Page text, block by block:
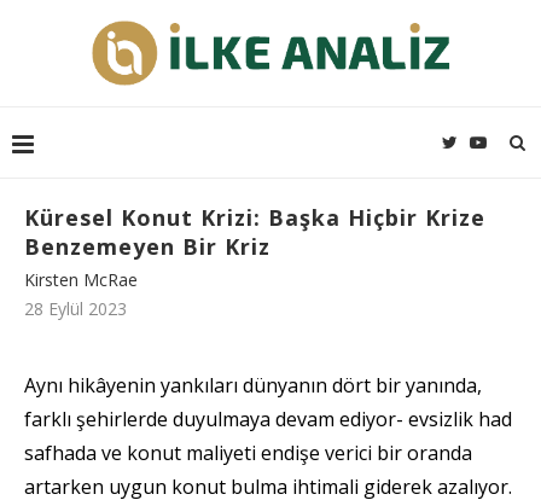
Küresel Konut Krizi: Başka Hiçbir Krize
Benzemeyen Bir Kriz
Kirsten McRae
28 Eylül 2023
Aynı hikâyenin yankıları dünyanın dört bir yanında,
farklı şehirlerde duyulmaya devam ediyor- evsizlik had
safhada ve konut maliyeti endişe verici bir oranda
artarken uygun konut bulma ihtimali giderek azalıyor.